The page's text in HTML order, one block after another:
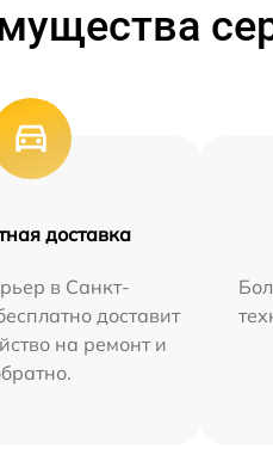
доставка
в Санкт-
доставит
на ремонт и